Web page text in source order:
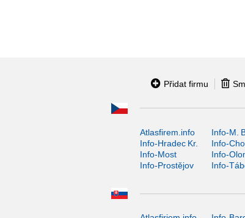
Přidat firmu
Atlasfirem.info Info-M.
Info-Hradec Kr.
Info-
Info-Most
Info-
Info-Prostějov
Info-